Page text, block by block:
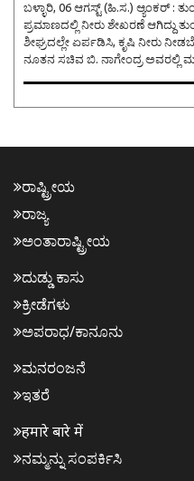
ಬಳ್ಳಾರಿ, 06 ಆಗಸ್ಟ್ (ಹಿ.ಸ.) ಆ್ಯಂಕರ್ : ತುಂಗಭದ್ರ ಜಲಾಶಯದಲ್ಲಿ 66 ಟಿಎಂಸಿ
ಪ್ರಮಾಣದಲ್ಲಿ ನೀರು ಶೇಖರಣೆ ಆಗಿದ್ದು
ಶೀಘ್ರದಲ್ಲೇ ಏರ್ಪಡಿಸಿ, ಕೃಷಿ ನೀರು
ನೂತನ ಸಚಿವ ಬಿ. ನಾಗೇಂದ್ರ ಅವರಲ್ಲಿ
ರಾಷ್ಟ್ರೀಯ
ರಾಜ್ಯ
ಅಂತಾರಾಷ್ಟ್ರೀಯ
ದುಡ್ಡು ಕಾಸು
ಕ್ರೀಡೆಗಳು
ಅಪರಾಧ/ಕಾನೂನು
ಮನರಂಜನೆ
ಇತರೆ
हमारे बारे में
ನಮ್ಮನ್ನು ಸಂಪರ್ಕಿಸಿ